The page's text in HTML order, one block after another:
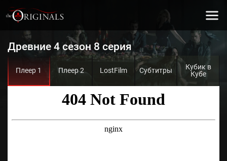
Древние 4 сезон 8 серия
Плеер 1 Плеер 2 LostFilm Субтитры
Кубик в
Кубе